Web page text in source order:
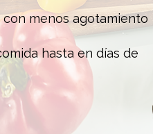
con menos agotamiento
hasta en días de